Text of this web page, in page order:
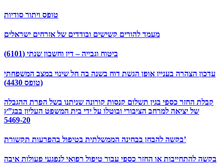
טופס ויתור סודיות
מעמד להורים קשישים ובודדים של אזרחים ישראלים
ביטוח וגבייה – דין וחשבון שנתי (6101)
עדכון הצהרה בעניין אופן הגשת דוח בשנה בה חל שינוי במצב המשפחתי
(טופס 4430)
קבלת החזר כספי בגין תשלום קנסות קורונה שניתנו בשל הפרת ההגבלה
של יציאה למרחב הציבורי ובוטלו על ידי בית המשפט העליון בבג”ץ
5469-20
בקשה להבחן בבחינה הממשלתית בטיפול בהפרעות תקשורת’
בקשה להתחייבות או החזר כספי עבור טיפול רפואי לנפגעי פעולות איבה